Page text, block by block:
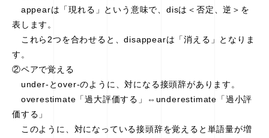
appearは「現れる」という意味で、disは＜否定、逆＞を
表します。
これら2つを合わせると、disappearは「消える」となりま
す。
②ペアで覚える
under-とover-のように、対になる接頭辞があります。
overestimate「過大評価する」⇔underestimate「過小評
価する」
このように、対になっている接頭辞を覚えると単語量が増